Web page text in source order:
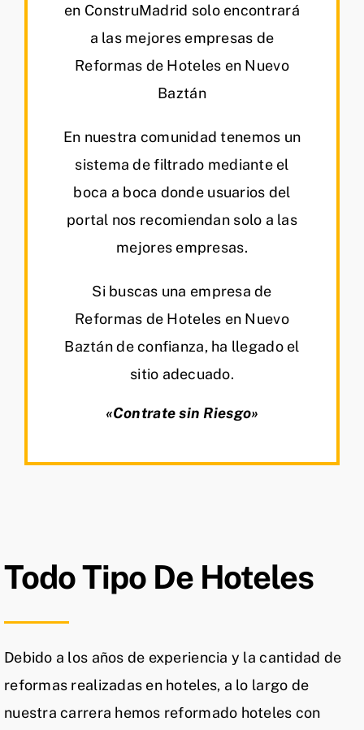
en ConstruMadrid solo encontrará
a las mejores empresas de
Reformas de Hoteles en Nuevo
Baztán
En nuestra comunidad tenemos un
sistema de filtrado mediante el
boca a boca donde usuarios del
portal nos recomiendan solo a las
mejores empresas.
Si buscas una empresa de
Reformas de Hoteles en Nuevo
Baztán de confianza, ha llegado el
sitio adecuado.
«Contrate sin Riesgo»
Todo Tipo De Hoteles
Debido a los años de experiencia y la cantidad de
reformas realizadas en hoteles, a lo largo de
nuestra carrera hemos reformado hoteles con